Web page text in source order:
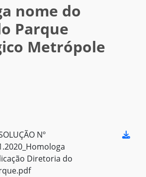
nome do
Parque
Metrópole
Nº
Diretoria do